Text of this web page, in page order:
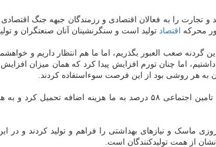
و تجارت را به فعالان اقتصادی و رزمندگان جبهه جنگ
محرکه اقتصاد تولید است و سنگرنشینان آنان صنعتگران و
این گردنه صعب العبور بگذریم، اما ما هم انتظار داریم
اما چنان تورم افزایش پیدا کرد که همان میزان افزایش
به هر روشی بود از این فرصت سوءاستفاده کردند.
رئیس خانه صمت ایران اظهار داشت: حقوق کارگران ۵۸ درصد افزوده شد که در
ماسک و نیازهای بهداشتی را فراهم و تولید کردند و
نشان از همت تولیدکنندگان است.